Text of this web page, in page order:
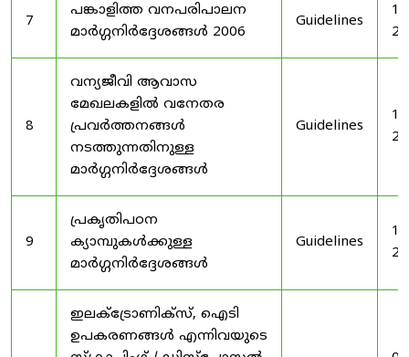
7
പങ്കാളിത്ത വനപരിപാലന
മാർഗ്ഗനിർദ്ദേശങ്ങൾ 2006
Guidelines
8
വന്യജീവി ആവാസ
മേഖലകളിൽ വനേതര
പ്രവർത്തനങ്ങൾ
നടത്തുന്നതിനുള്ള
മാർഗ്ഗനിർദ്ദേശങ്ങൾ
Guidelines
9
പ്രകൃതിപഠന
ക്യാമ്പുകൾക്കുള്ള
മാർഗ്ഗനിർദ്ദേശങ്ങൾ
Guidelines
ഇലക്‌ട്രോണിക്‌സ്, ഐടി
ഉപകരണങ്ങൾ എന്നിവയുടെ